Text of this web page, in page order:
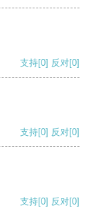
支持[0] 反对[0]
支持[0] 反对[0]
支持[0] 反对[0]